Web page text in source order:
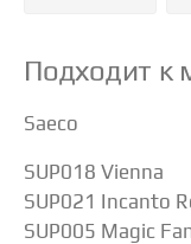
Подходит
Saeco
SUP018 Vienna
SUP021 Incanto
SUP005 Magic